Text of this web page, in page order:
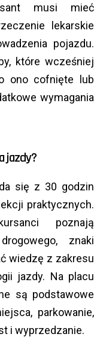
musi mieć
lekarskie
pojazdu.
które wcześniej
ono cofnięte lub
wymagania
jazdy?
się z 30 godzin
praktycznych.
poznają
znaki
wiedzę z zakresu
jazdy. Na placu
są podstawowe
parkowanie,
i wyprzedzanie.